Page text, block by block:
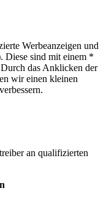
Werbeanzeigen und
Diese sind mit einem *
das Anklicken der
wir einen kleinen
an qualifizierten